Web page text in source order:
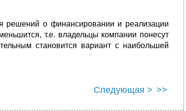
решений о финансировании и реализации
т.е. владельцы компании понесут
становится вариант с наибольшей
Следующая > >>